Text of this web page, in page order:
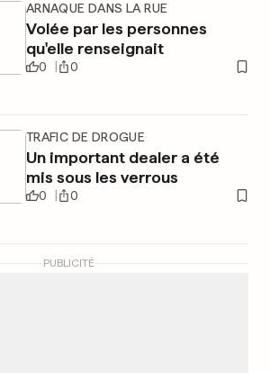
ARNAQUE DANS LA RUE
Volée par les personnes
qu'elle renseignait
0 0
TRAFIC DE DROGUE
Un important dealer a été
mis sous les verrous
0 0
PUBLICITÉ